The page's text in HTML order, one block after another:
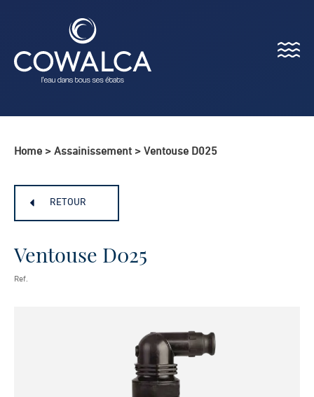
Menu
Home > Assainissement > Ventouse D025
RETOUR
Ventouse D025
Ref.